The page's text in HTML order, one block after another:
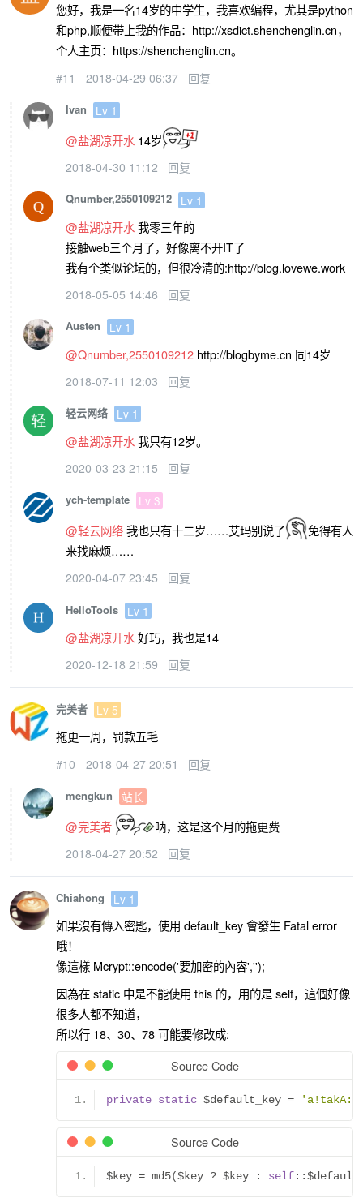
您好，我是一名14岁的中学生，我喜欢编程，尤其是python
和php,顺便带上我的作品：http://xsdict.shenchenglin.cn，
个人主页：https://shenchenglin.cn。
#11 2018-04-29 06:37 回复
Ivan Lv 1
@盐湖凉开水 14岁
2018-04-30 11:12 回复
Qnumber,2550109212 Lv 1
@盐湖凉开水 我零三年的
接触web三个月了，好像离不开IT了
我有个类似论坛的，但很冷清的:http://blog.lovewe.work
2018-05-05 14:46 回复
Austen Lv 1
@Qnumber,2550109212 http://blogbyme.cn 同14岁
2018-07-11 12:03 回复
轻云网络 Lv 1
@盐湖凉开水 我只有12岁。
2020-03-23 21:15 回复
ych-template Lv 3
@轻云网络 我也只有十二岁……艾玛别说了
免得有人
来找麻烦……
2020-04-07 23:45 回复
HelloTools Lv 1
@盐湖凉开水 好巧，我也是14
2020-12-18 21:59 回复
完美者 Lv 5
拖更一周，罚款五毛
#10 2018-04-27 20:51 回复
mengkun 站长
@完美者 呐，这是这个月的拖更费
2018-04-27 20:52 回复
Chiahong Lv 1
如果沒有傳入密匙，使用 default_key 會發生 Fatal error
哦！
像這樣 Mcrypt::encode('要加密的內容','');
因為在 static 中是不能使用 this 的，用的是 self，這個好像
很多人都不知道，
所以行 18、30、78 可能要修改成:
Source Code
private static $default_key =
Source Code
$key = md5($key ? $key : self::